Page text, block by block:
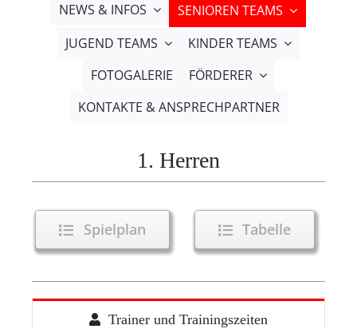
NEWS & INFOS
SENIOREN TEAMS
JUGEND TEAMS
KINDER TEAMS
FOTOGALERIE
FÖRDERER
KONTAKTE & ANSPRECHPARTNER
1. Herren
Spielplan Tabelle
Trainer und Trainingszeiten